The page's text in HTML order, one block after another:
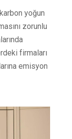
yoğun
zorunlu
firmaları
emisyon